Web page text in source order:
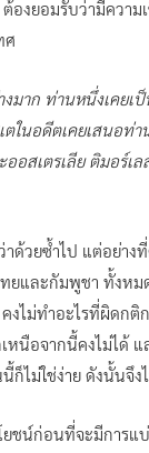
องยอมรับว่ามีควา
ศ
มาก ท่านหนึ่งเคย
ตในอดีตเคยเสนอ
สเตรเลีย ติมอร์เล
ด้วยซ้ำไป แต่อย่าง
ยและกัมพูชา ทั้งหม
ม่ทำอะไรที่ผิดกติก
นือจากนี้คงไม่ได้
ไม่ใช่ง่าย ดังนั้นจึง
ชน์ก่อนที่จะมีการแ